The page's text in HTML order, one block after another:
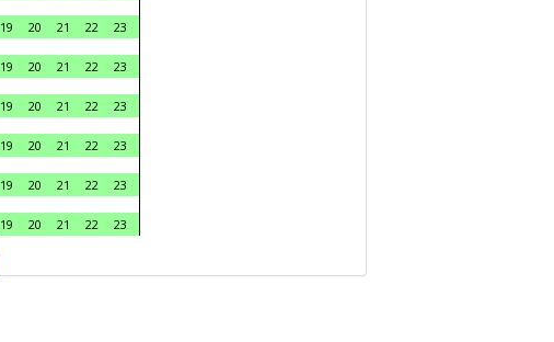
19 20 21 22
23
19 20 21 22
23
19 20 21 22
23
19 20 21 22
23
19 20 21 22
23
19 20 21 22
23